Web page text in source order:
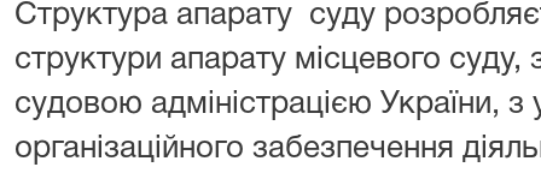
Структура апарату суду
структури апарату місцевого
судовою адміністрацією України,
організаційного забезпечення